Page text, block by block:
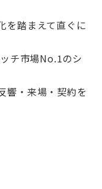
を踏まえて直ぐに
チ市場No.1のシ
響・来場・契約を